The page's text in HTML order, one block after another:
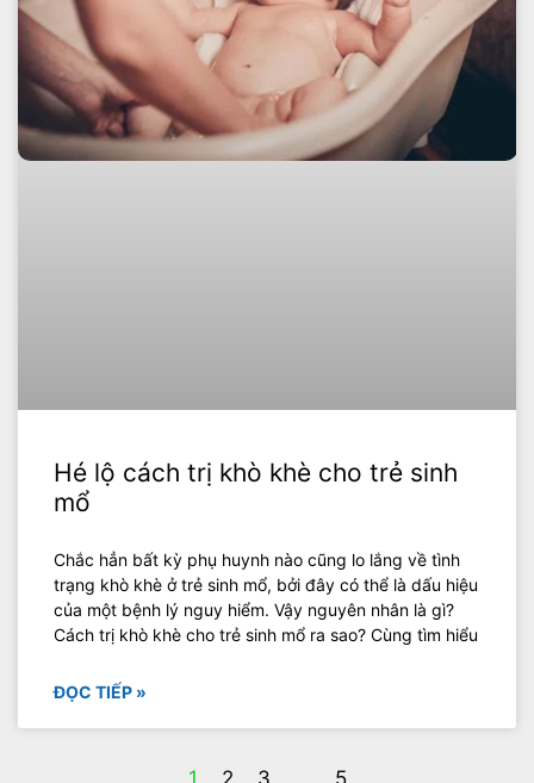
Hé lộ cách trị khò khè cho trẻ sinh
mổ
Chắc hẳn bất kỳ phụ huynh nào cũng lo lắng về tình
trạng khò khè ở trẻ sinh mổ, bởi đây có thể là dấu hiệu
của một bệnh lý nguy hiểm. Vậy nguyên nhân là gì?
Cách trị khò khè cho trẻ sinh mổ ra sao? Cùng tìm hiểu
ĐỌC TIẾP »
1 2 3 … 5